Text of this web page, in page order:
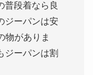
普段着なら良
ジーパンは安
物がありま
ジーパンは割